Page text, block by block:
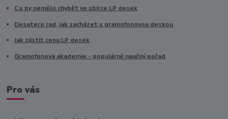
Co by nemělo chybět ve sbírce LP desek
Desatero rad, jak zacházet s gramofonovou deskou
Jak zjistit cenu LP desek
Gramofonová akademie - populárně naučný pořad
Pro vás